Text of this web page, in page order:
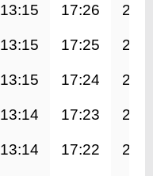
13:15 17:26
13:15 17:25
13:15 17:24
13:14 17:23
13:14 17:22